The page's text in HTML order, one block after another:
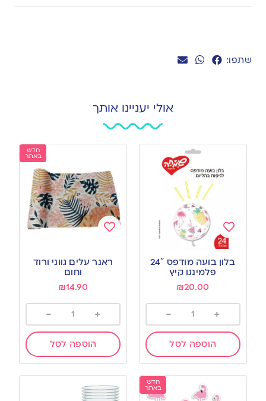
שתפו:
אולי יעניינו אותך
Add
to
wishlist
בלון בועה מודפס 24″
פלמינגו קיץ
₪20.00
+
-
הוספה לסל
חדש
באתר
to
wishlist
ראנר עלים גווני ורוד
וחום
₪14.90
+
-
הוספה לסל
חדש
באתר